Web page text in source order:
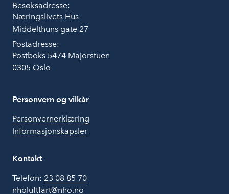
Besøksadresse:
Næringslivets Hus
Middelthuns gate 27
Postadresse:
Postboks 5474 Majorstuen
0305 Oslo
Personvern og vilkår
Personvernerklæring
Informasjonskapsler
Kontakt
Telefon: 23 08 85 70
nholuftfart@nho.no